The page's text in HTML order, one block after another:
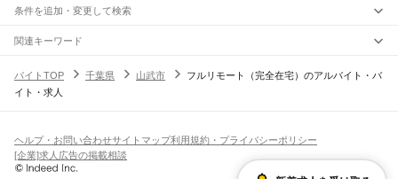
条件を追加・変更して検索
市区町村を追加・変更
千葉県すべて
千葉市
旭市習志野市柏市勝浦市市原市流山市八千代市我孫子市鴨川市鎌ケ谷市
君津市富津市浦安市 印西市白井市富里市南房総市
匝瑳市香取市 印旛郡 香取郡山武郡 長生郡夷隅郡
駅を追加・変更
JR中央・総武線
市川駅本八幡駅下総中山駅 津田沼駅
幕張駅
新検見川駅
職種を追加・変更
飲食・フードサービスすべて
ホールスタッフキッチンスタッフ
パン屋（ベーカリー）
バー（BAR）・バーテンダー
人気
日払いOK高校生歓迎 髪型・髪色自由
雇用形態を追加・変更
関連キーワード
千葉県 フルリモート（完全在宅） リモート
千葉県 フルリモート（完全在宅） 完全在宅
バイトTOP 千葉県 山武市
フルリモート（完全在宅）のアルバイト・バ
イト・求人
ヘルプ・お問い合わせサイトマップ利用規約・プライバシーポリシー
[企業]求人広告の掲載相談